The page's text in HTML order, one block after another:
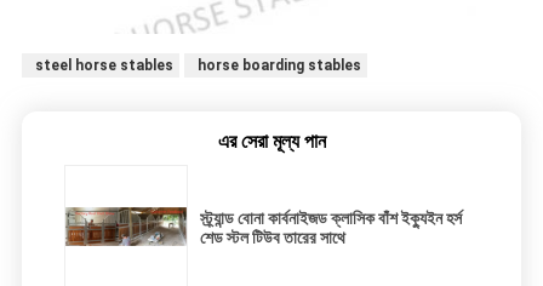
steel horse stables horse boarding stables
এর সেরা মূল্য পান
স্ট্র্যান্ড বোনা কার্বনাইজড ক্লাসিক বাঁশ ইক্যুইন হর্স
শেড স্টল টিউব তারের সাথে